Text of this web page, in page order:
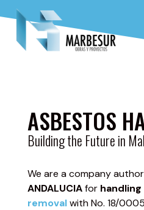
ASBESTOS
Building the Future in
We are a company
ANDALUCIA for handling
removal with No. 18/